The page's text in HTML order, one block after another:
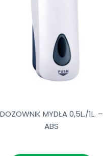
DOZOWNIK MYDŁA 0,5L./1L. –
ABS